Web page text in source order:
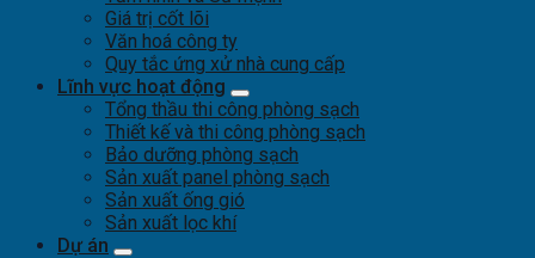
Giá trị cốt lõi
Văn hoá công ty
Quy tắc ứng xử nhà cung cấp
Lĩnh vực hoạt động
Tổng thầu thi công phòng sạch
Thiết kế và thi công phòng sạch
Bảo dưỡng phòng sạch
Sản xuất panel phòng sạch
Sản xuất ống gió
Sản xuất lọc khí
Dự án